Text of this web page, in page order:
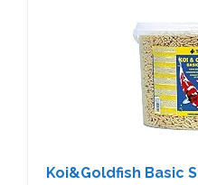
Koi&Goldfish Basic